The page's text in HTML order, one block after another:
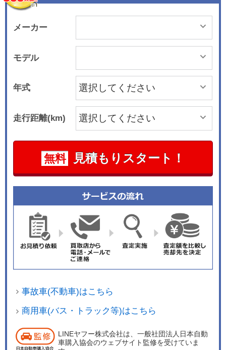
メーカー
モデル
年式
走行距離(km)
無料 見積もりスタート！
事故車(不動車)はこちら
商用車(バス・トラック等)はこちら
LINEヤフー株式会社は、一般社団法人日本自動
車購入協会のウェブサイト監修を受けていま